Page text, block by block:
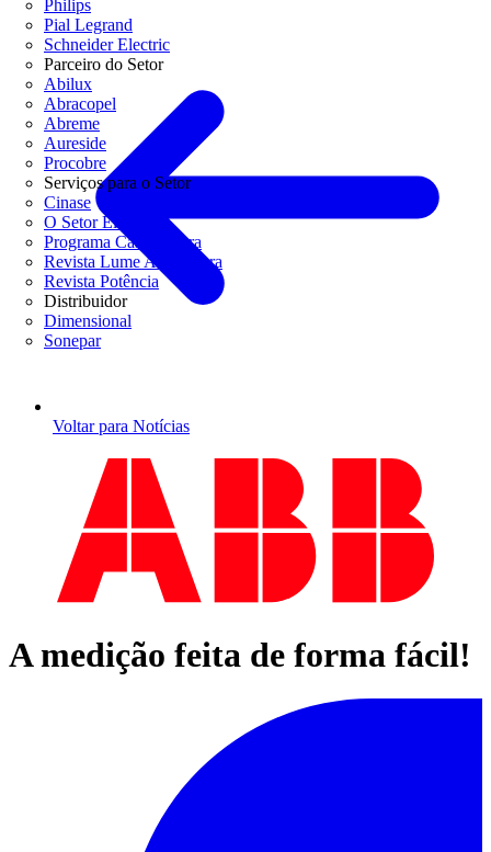
Philips
Pial Legrand
Schneider Electric
Parceiro do Setor
Abilux
Abracopel
Abreme
Aureside
Procobre
Serviços para o Setor
Cinase
O Setor Elétrico
Programa Casa Segura
Revista Lume Arquitetura
Revista Potência
Distribuidor
Dimensional
Sonepar
Voltar para Notícias
A medição feita de forma fácil!